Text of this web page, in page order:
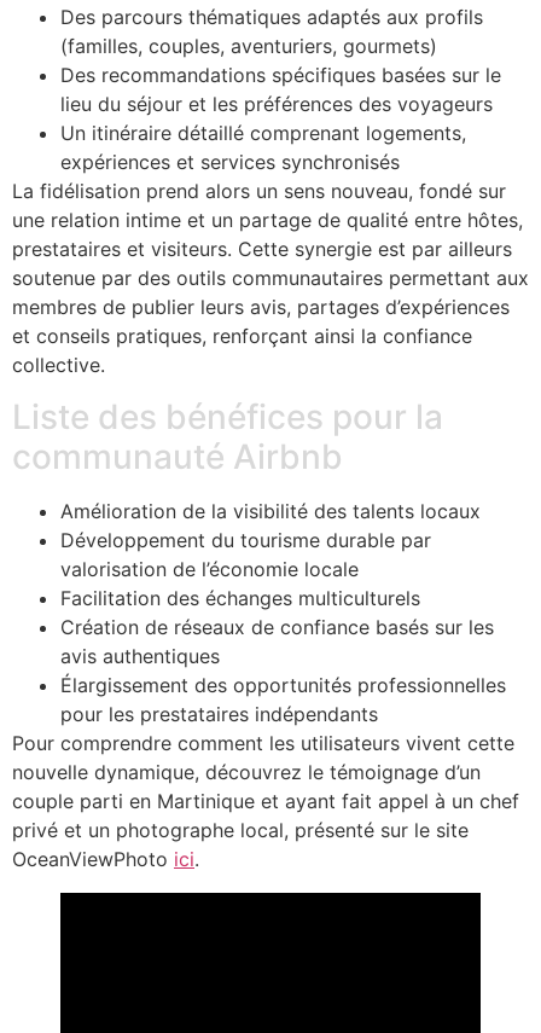
Des parcours thématiques adaptés aux profils
(familles, couples, aventuriers, gourmets)
Des recommandations spécifiques basées sur le
lieu du séjour et les préférences des voyageurs
Un itinéraire détaillé comprenant logements,
expériences et services synchronisés
La fidélisation prend alors un sens nouveau, fondé sur
une relation intime et un partage de qualité entre hôtes,
prestataires et visiteurs. Cette synergie est par ailleurs
soutenue par des outils communautaires permettant aux
membres de publier leurs avis, partages d’expériences
et conseils pratiques, renforçant ainsi la confiance
collective.
Liste des bénéfices pour la
communauté Airbnb
Amélioration de la visibilité des talents locaux
Développement du tourisme durable par
valorisation de l’économie locale
Facilitation des échanges multiculturels
Création de réseaux de confiance basés sur les
avis authentiques
Élargissement des opportunités professionnelles
pour les prestataires indépendants
Pour comprendre comment les utilisateurs vivent cette
nouvelle dynamique, découvrez le témoignage d’un
couple parti en Martinique et ayant fait appel à un chef
privé et un photographe local, présenté sur le site
OceanViewPhoto ici.